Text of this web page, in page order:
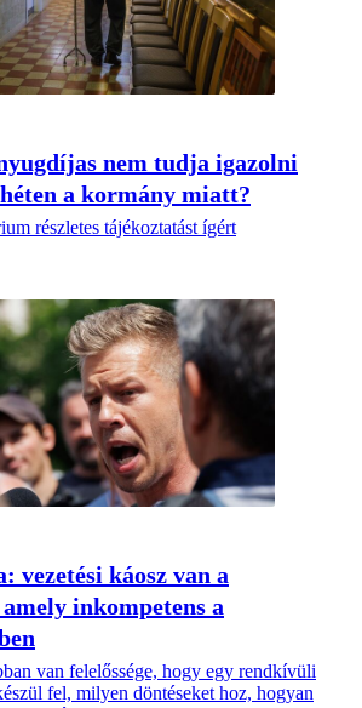
nem tudja igazolni
a kormány miatt?
részletes tájékoztatást ígért
vezetési káosz van a
inkompetens a
van felelőssége, hogy egy rendkívüli
fel, milyen döntéseket hoz, hogyan